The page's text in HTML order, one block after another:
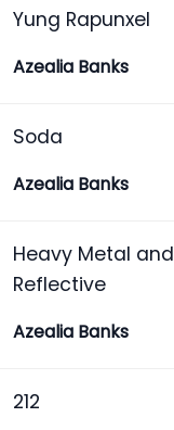
Yung Rapunxel
Azealia Banks
Soda
Azealia Banks
Heavy Metal and
Reflective
Azealia Banks
212